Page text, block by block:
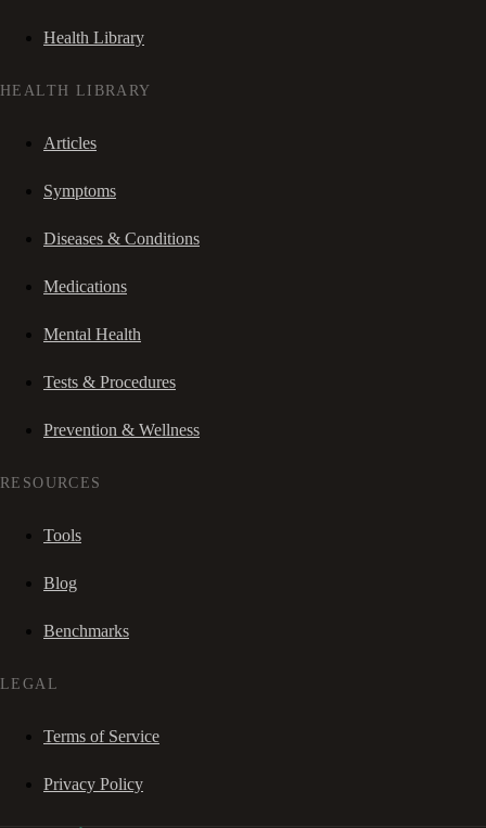
Health Library
HEALTH LIBRARY
Articles
Symptoms
Diseases & Conditions
Medications
Mental Health
Tests & Procedures
Prevention & Wellness
RESOURCES
Tools
Blog
Benchmarks
LEGAL
Terms of Service
Privacy Policy